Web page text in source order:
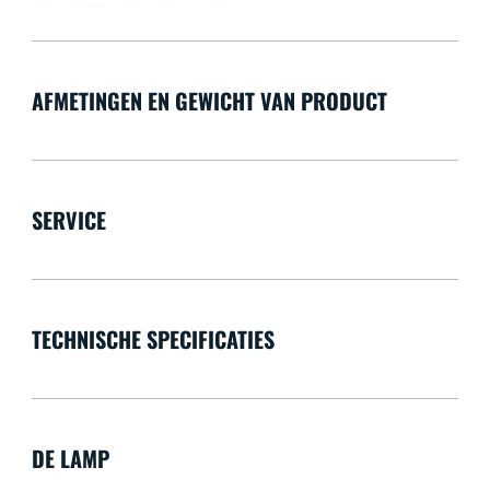
AFMETINGEN EN GEWICHT VAN PRODUCT
SERVICE
TECHNISCHE SPECIFICATIES
DE LAMP